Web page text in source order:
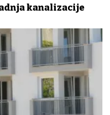
kanalizacije